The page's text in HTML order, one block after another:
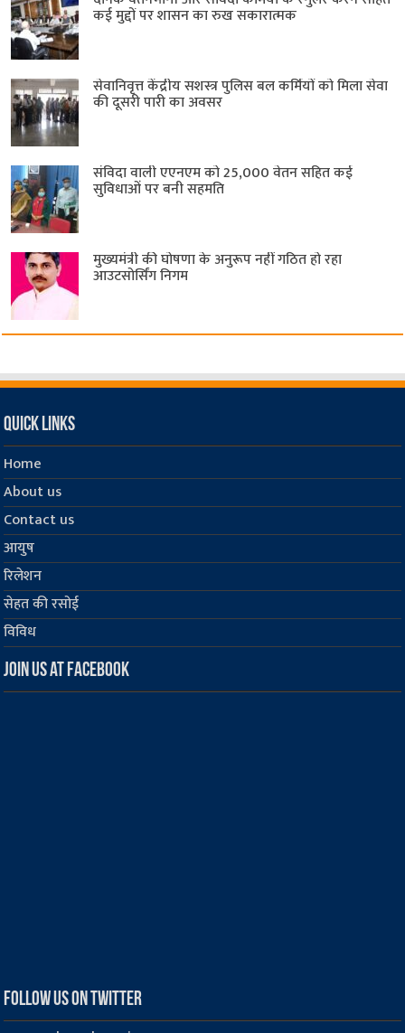
कई मुद्दों पर शासन का रुख सकारात्मक
सेवानिवृत्त केंद्रीय सशस्त्र पुलिस बल ​कर्मियों को मिला सेवा
की दूसरी पारी का अवसर
संविदा वाली एएनएम को 25,000 वेतन सहित कई
सुविधाओं पर बनी सहमति
मुख्यमंत्री की घोषणा के अनुरूप नहीं गठित हो रहा
आउटसोर्सिंग निगम
Quick Links
Home
About us
Contact us
आयुष
रिलेशन
सेहत की रसोई
विविध
Join us at Facebook
Follow us on Twitter